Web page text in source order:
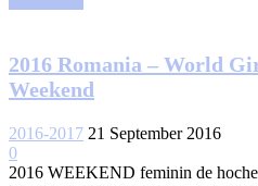
2016 Romania – World
Weekend
2016-2017 21 September 2016
0
2016 WEEKEND feminin de